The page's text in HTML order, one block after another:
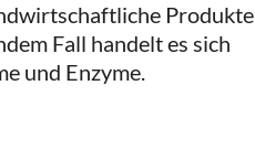
Produkte
Fall handelt es sich
und Enzyme.